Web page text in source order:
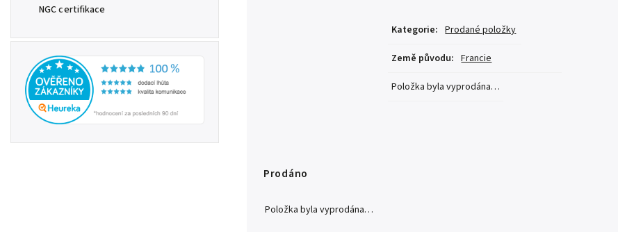
NGC certifikace
Kategorie: Prodané položky
Země původu: Francie
Položka byla vyprodána…
Prodáno
Položka byla vyprodána…